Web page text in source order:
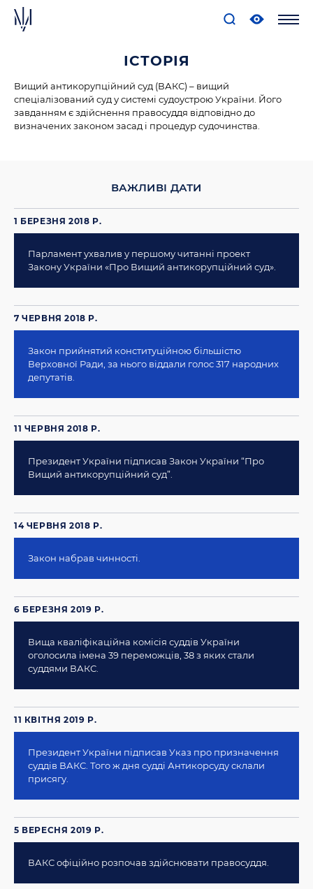
ІСТОРІЯ
Вищий антикорупційний суд (ВАКС) – вищий
спеціалізований суд у системі судоустрою України. Його
завданням є здійснення правосуддя відповідно до
визначених законом засад і процедур судочинства.
ВАЖЛИВІ ДАТИ
1 БЕРЕЗНЯ 2018 Р.
Парламент ухвалив у першому читанні проект
Закону України «Про Вищий антикорупційний суд».
7 ЧЕРВНЯ 2018 Р.
Закон прийнятий конституційною більшістю
Верховної Ради, за нього віддали голос 317 народних
депутатів.
11 ЧЕРВНЯ 2018 Р.
Президент України підписав Закон України “Про
Вищий антикорупційний суд”.
14 ЧЕРВНЯ 2018 Р.
Закон набрав чинності.
6 БЕРЕЗНЯ 2019 Р.
Вища кваліфікаційна комісія суддів України
оголосила імена 39 переможців, 38 з яких стали
суддями ВАКС.
11 КВІТНЯ 2019 Р.
Президент України підписав Указ про призначення
суддів ВАКС. Того ж дня судді Антикорсуду склали
присягу.
5 ВЕРЕСНЯ 2019 Р.
ВАКС офіційно розпочав здійснювати правосуддя.